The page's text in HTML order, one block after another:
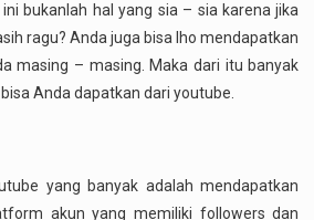
bukanlah hal yang sia – sia karena jika
ragu? Anda juga bisa lho mendapatkan
masing – masing. Maka dari itu banyak
Anda dapatkan dari youtube.
yang banyak adalah mendapatkan
akun yang memiliki followers dan